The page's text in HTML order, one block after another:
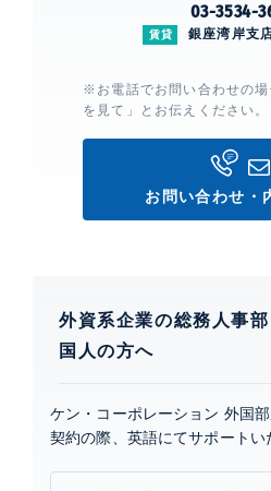
03-3534-
賃貸 銀座湾岸支
※お電話でお問い合わせの場
を見て」とお伝えください。
お問い合わせ・
外資系企業の総務人事
国人の方へ
ケン・コーポレーション 外国
契約の際、英語にてサポートい